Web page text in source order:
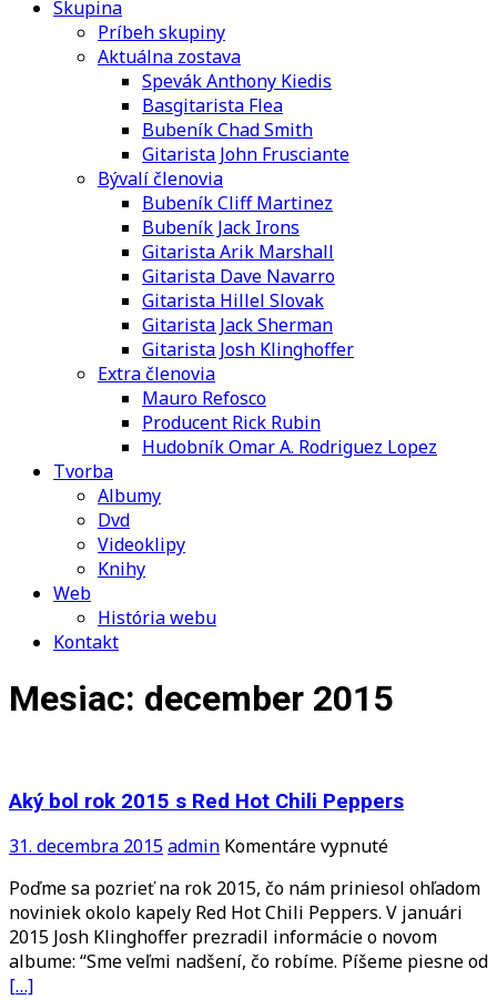
Skupina
Príbeh skupiny
Aktuálna zostava
Spevák Anthony Kiedis
Basgitarista Flea
Bubeník Chad Smith
Gitarista John Frusciante
Bývalí členovia
Bubeník Cliff Martinez
Bubeník Jack Irons
Gitarista Arik Marshall
Gitarista Dave Navarro
Gitarista Hillel Slovak
Gitarista Jack Sherman
Gitarista Josh Klinghoffer
Extra členovia
Mauro Refosco
Producent Rick Rubin
Hudobník Omar A. Rodriguez Lopez
Tvorba
Albumy
Dvd
Videoklipy
Knihy
Web
História webu
Kontakt
Mesiac: december 2015
Aký bol rok 2015 s Red Hot Chili Peppers
31. decembra 2015admin Komentáre vypnuténa
bol
rok
2015
s
Poďme sa pozrieť na rok 2015, čo nám priniesol ohľadom
noviniek okolo kapely Red Hot Chili Peppers. V januári
2015 Josh Klinghoffer prezradil informácie o novom
albume: “Sme veľmi nadšení, čo robíme. Píšeme piesne od
[…]